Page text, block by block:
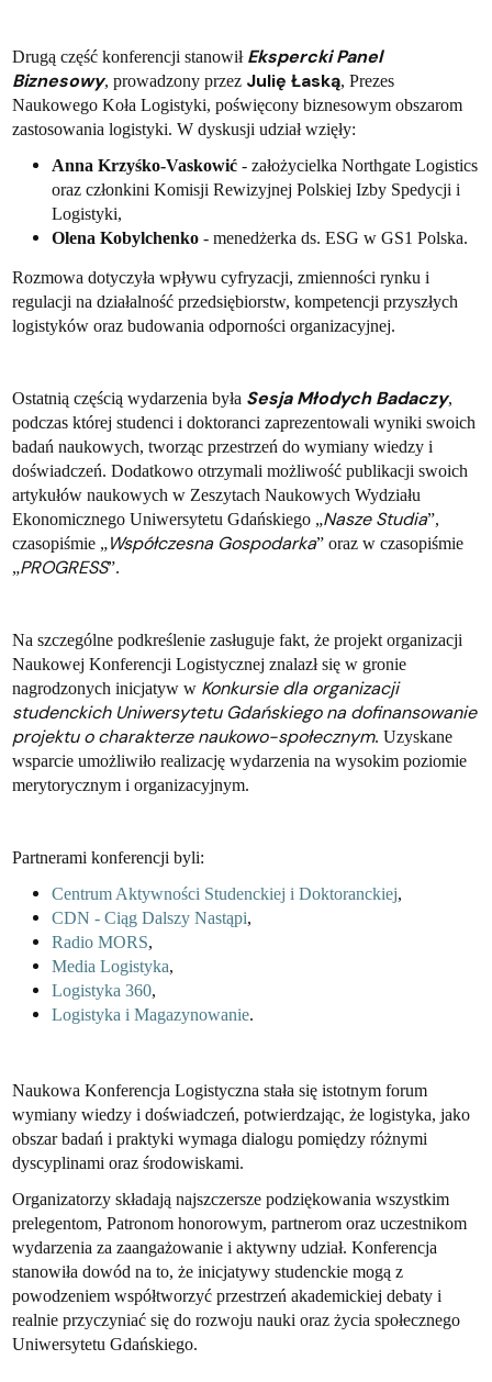
Drugą część konferencji stanowił Ekspercki Panel
Biznesowy, prowadzony przez Julię Łaską, Prezes
Naukowego Koła Logistyki, poświęcony biznesowym obszarom
zastosowania logistyki. W dyskusji udział wzięły:
Anna Krzyśko-Vaskowić- założycielka Northgate Logistics
oraz członkini Komisji Rewizyjnej Polskiej Izby Spedycji i
Logistyki,
Olena Kobylchenko- menedżerka ds. ESG w GS1 Polska.
Rozmowa dotyczyła wpływu cyfryzacji, zmienności rynku i
regulacji na działalność przedsiębiorstw, kompetencji przyszłych
logistyków oraz budowania odporności organizacyjnej.
Ostatnią częścią wydarzenia była Sesja Młodych Badaczy,
podczas której studenci i doktoranci zaprezentowali wyniki swoich
badań naukowych, tworząc przestrzeń do wymiany wiedzy i
doświadczeń. Dodatkowo otrzymali możliwość publikacji swoich
artykułów naukowych w Zeszytach Naukowych Wydziału
Ekonomicznego Uniwersytetu Gdańskiego „Nasze Studia”,
czasopiśmie „Współczesna Gospodarka” oraz w czasopiśmie
„PROGRESS”.
Na szczególne podkreślenie zasługuje fakt, że projekt organizacji
Naukowej Konferencji Logistycznej znalazł się w gronie
nagrodzonych inicjatyw w Konkursie dla organizacji
studenckich Uniwersytetu Gdańskiego na dofinansowanie
projektu o charakterze naukowo-społecznym. Uzyskane
wsparcie umożliwiło realizację wydarzenia na wysokim poziomie
merytorycznym i organizacyjnym.
Partnerami konferencji byli:
Centrum Aktywności Studenckiej i Doktoranckiej,
CDN - Ciąg Dalszy Nastąpi,
Radio MORS,
Media Logistyka,
Logistyka 360,
Logistyka i Magazynowanie.
Naukowa Konferencja Logistyczna stała się istotnym forum
wymiany wiedzy i doświadczeń, potwierdzając, że logistyka, jako
obszar badań i praktyki wymaga dialogu pomiędzy różnymi
dyscyplinami oraz środowiskami.
Organizatorzy składają najszczersze podziękowania wszystkim
prelegentom, Patronom honorowym, partnerom oraz uczestnikom
wydarzenia za zaangażowanie i aktywny udział. Konferencja
stanowiła dowód na to, że inicjatywy studenckie mogą z
powodzeniem współtworzyć przestrzeń akademickiej debaty i
realnie przyczyniać się do rozwoju nauki oraz życia społecznego
Uniwersytetu Gdańskiego.